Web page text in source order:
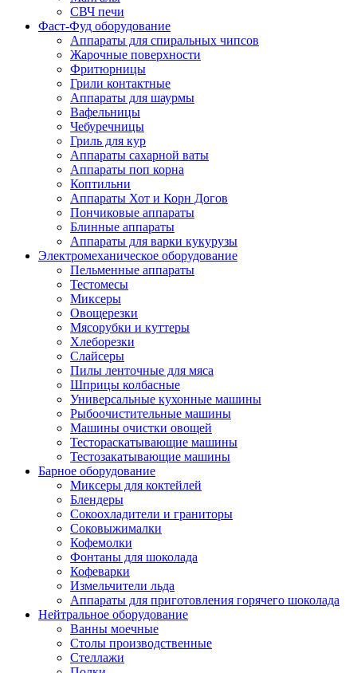
СВЧ печи
Фаст-Фуд оборудование
Аппараты для спиральных чипсов
Жарочные поверхности
Фритюрницы
Грили контактные
Аппараты для шаурмы
Вафельницы
Чебуречницы
Гриль для кур
Аппараты сахарной ваты
Аппараты поп корна
Коптильни
Аппараты Хот и Корн Догов
Пончиковые аппараты
Блинные аппараты
Аппараты для варки кукурузы
Электромеханическое оборудование
Пельменные аппараты
Тестомесы
Миксеры
Овощерезки
Мясорубки и куттеры
Хлеборезки
Слайсеры
Пилы ленточные для мяса
Шприцы колбасные
Универсальные кухонные машины
Рыбоочистительные машины
Машины очистки овощей
Тестораскатывающие машины
Тестозакатывающие машины
Барное оборудование
Миксеры для коктейлей
Блендеры
Сокоохладители и граниторы
Соковыжималки
Кофемолки
Фонтаны для шоколада
Кофеварки
Измельчители льда
Аппараты для приготовления горячего шоколада
Нейтральное оборудование
Ванны моечные
Столы производственные
Стеллажи